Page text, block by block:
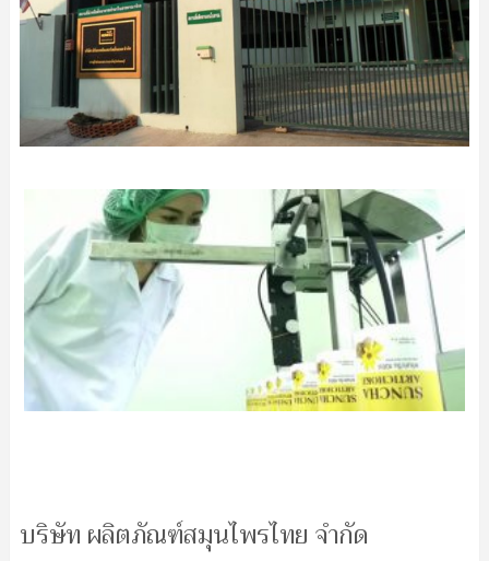
บริษัท ผลิตภัณฑ์สมุนไพรไทย จำกัด